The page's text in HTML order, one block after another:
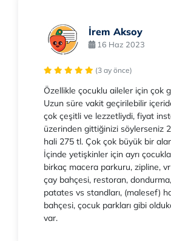
İrem Aksoy
16 Haz 2023
(3 ay önce)
Özellikle çocuklu aileler için çok
Uzun süre vakit geçirilebilir
çok çeşitli ve lezzetliydi, fiyat
üzerinden gittiğinizi söylerseniz
hali 275 tl. Çok çok büyük bir
İçinde yetişkinler için ayrı
birkaç macera parkuru, zipline,
çay bahçesi, restoran,
patates vs standları, (malesef)
bahçesi, çocuk parkları gibi
var.